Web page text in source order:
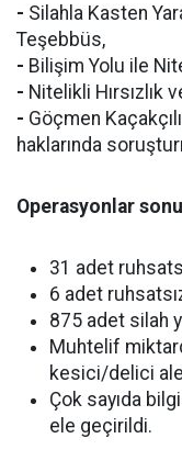
- Silahla Kasten
Teşebbüs,
- Bilişim Yolu ile
- Nitelikli Hırsızlık
- Göçmen
haklarında
Operasyonlar
31 adet
6 adet
875 adet silah
Muhtelif
kesici/delici
Çok sayıda
ele geçirildi.